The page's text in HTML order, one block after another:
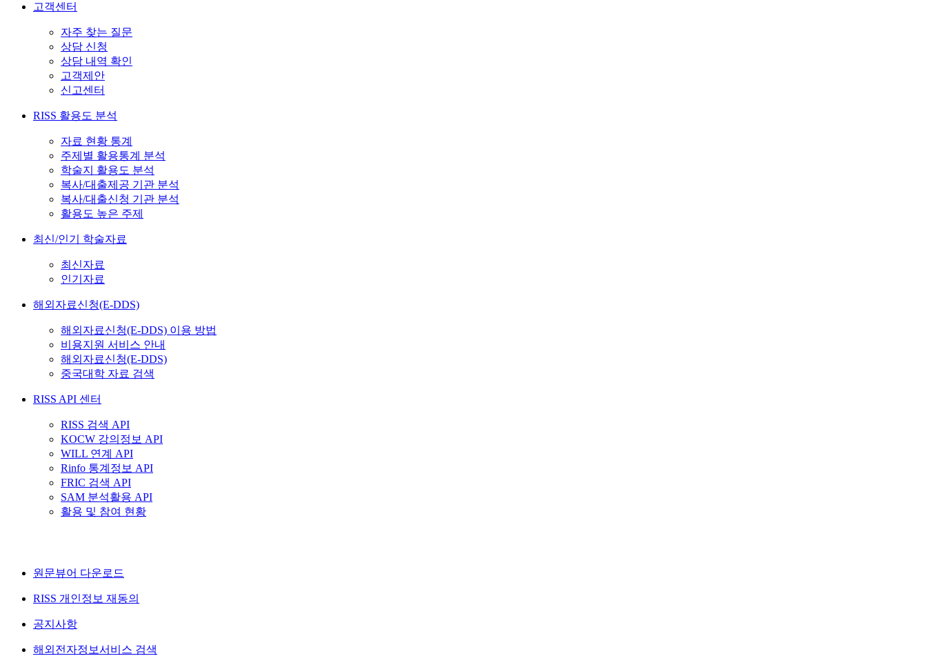
고객센터
자주 찾는 질문
상담 신청
상담 내역 확인
고객제안
신고센터
RISS 활용도 분석
자료 현황 통계
주제별 활용통계 분석
학술지 활용도 분석
복사/대출제공 기관 분석
복사/대출신청 기관 분석
활용도 높은 주제
최신/인기 학술자료
최신자료
인기자료
해외자료신청(E-DDS)
해외자료신청(E-DDS) 이용 방법
비용지원 서비스 안내
해외자료신청(E-DDS)
중국대학 자료 검색
RISS API 센터
RISS 검색 API
KOCW 강의정보 API
WILL 연계 API
Rinfo 통계정보 API
FRIC 검색 API
SAM 분석활용 API
활용 및 참여 현황
원문뷰어 다운로드
RISS 개인정보 재동의
공지사항
해외전자정보서비스 검색